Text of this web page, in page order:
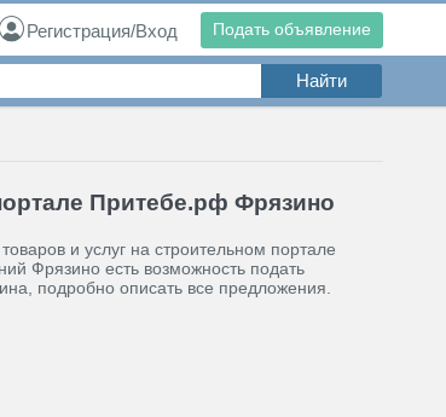
Регистрация/Вход Подать объявление
Притебе.рф Фрязино
и услуг на строительном портале
Фрязино есть возможность подать
подробно описать все предложения.